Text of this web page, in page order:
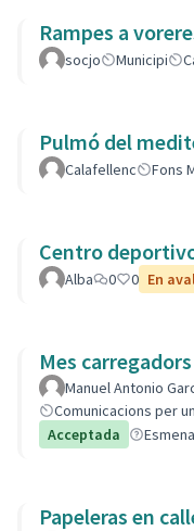
Rampes a
socjo Municipi
Pulmó del
Calafellenc Fons
Centro
Alba 0 0 En
Mes
Manuel Antonio
Comunicacions per
Acceptada
Esmena
Papeleras en